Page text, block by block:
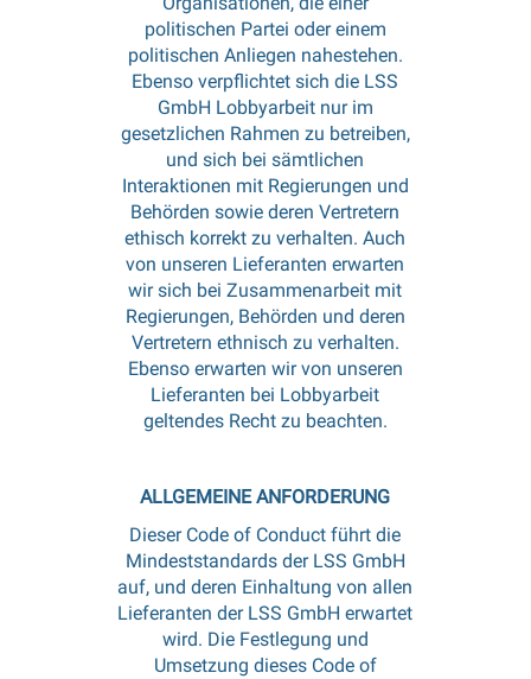
politischen Partei oder einem
politischen Anliegen nahestehen.
Ebenso verpflichtet sich die LSS
GmbH Lobbyarbeit nur im
gesetzlichen Rahmen zu betreiben,
und sich bei sämtlichen
Interaktionen mit Regierungen und
Behörden sowie deren Vertretern
ethisch korrekt zu verhalten. Auch
von unseren Lieferanten erwarten
wir sich bei Zusammenarbeit mit
Regierungen, Behörden und deren
Vertretern ethnisch zu verhalten.
Ebenso erwarten wir von unseren
Lieferanten bei Lobbyarbeit
geltendes Recht zu beachten.
ALLGEMEINE ANFORDERUNG
Dieser Code of Conduct führt die
Mindeststandards der LSS GmbH
auf, und deren Einhaltung von allen
Lieferanten der LSS GmbH erwartet
wird. Die Festlegung und
Umsetzung dieses Code of